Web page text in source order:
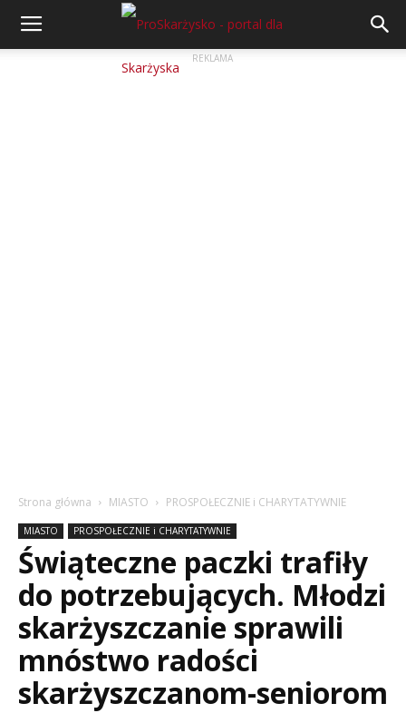
REKLAMA
Strona główna MIASTO PROSPOŁECZNIE i CHARYTATYWNIE
MIASTO PROSPOŁECZNIE i CHARYTATYWNIE
Świąteczne paczki trafiły
do potrzebujących. Młodzi
skarżyszczanie sprawili
mnóstwo radości
skarżyszczanom-seniorom